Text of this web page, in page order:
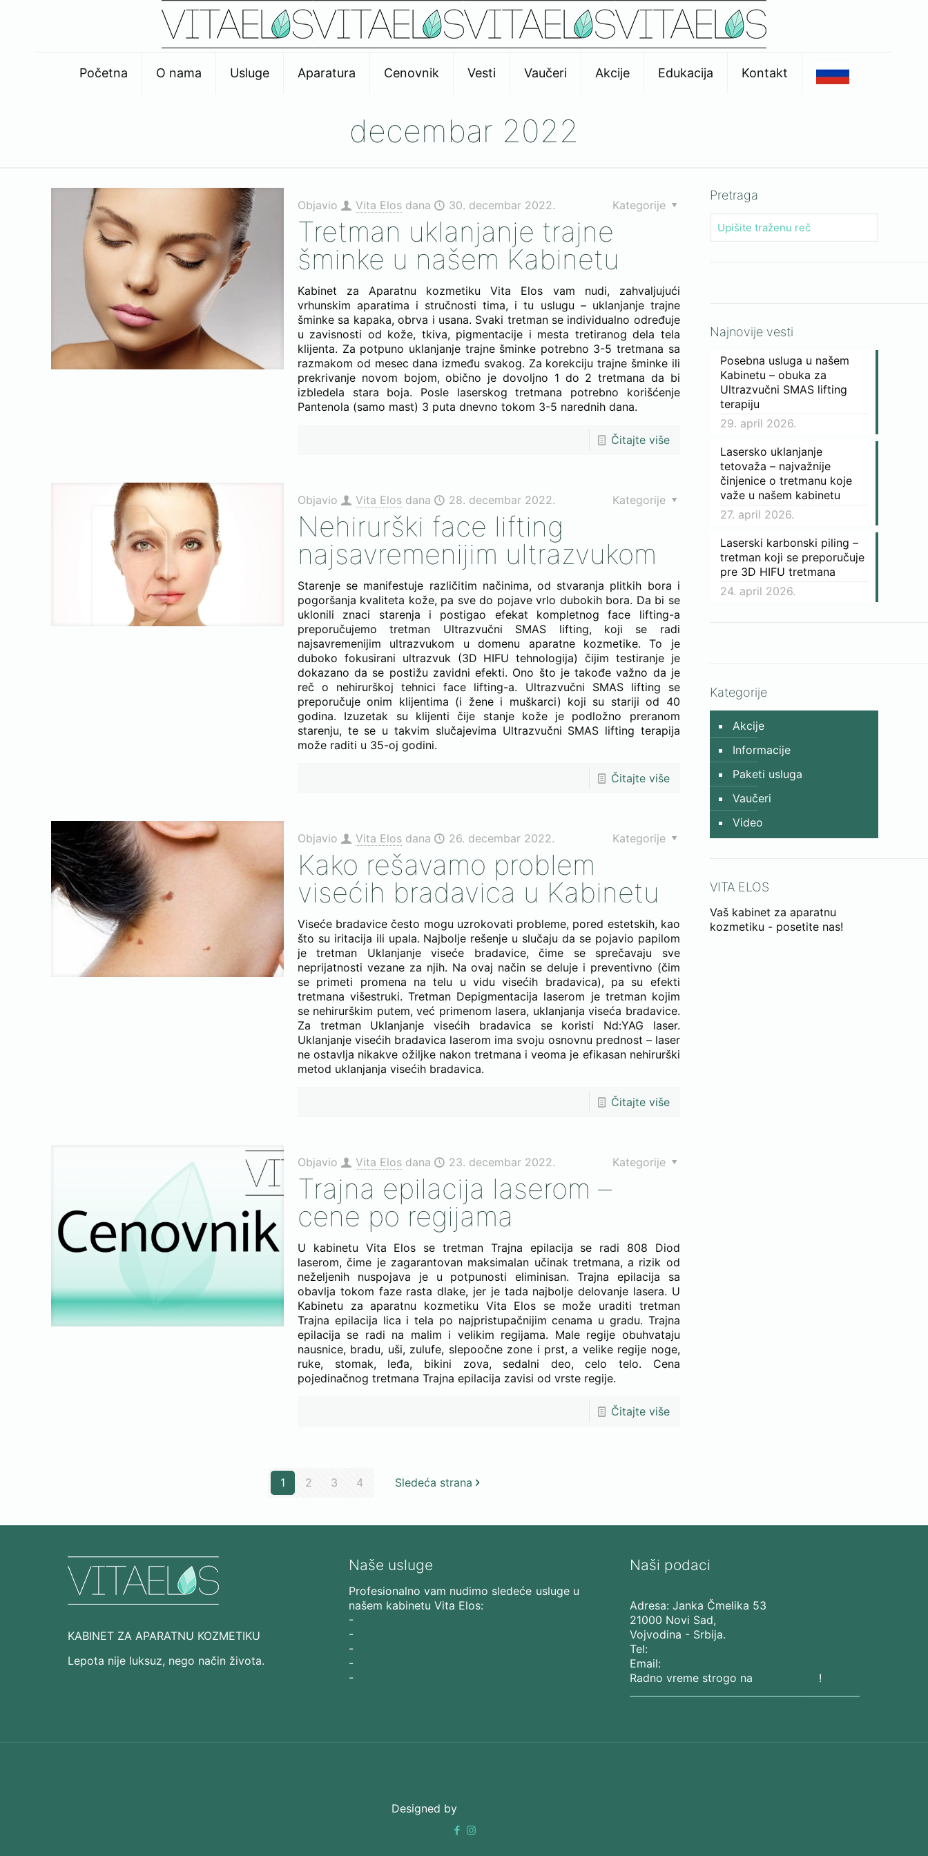
Početna O nama Usluge Aparatura Cenovnik Vesti Vaučeri Akcije Edukacija Kontakt
decembar 2022
Objavio Vita Elos dana 30. decembar 2022. Kategorije
Tretman uklanjanje trajne
šminke u našem Kabinetu
Kabinet za Aparatnu kozmetiku Vita Elos vam nudi, zahvaljujući
vrhunskim aparatima i stručnosti tima, i tu uslugu – uklanjanje trajne
šminke sa kapaka, obrva i usana. Svaki tretman se individualno određuje
u zavisnosti od kože, tkiva, pigmentacije i mesta tretiranog dela tela
klijenta. Za potpuno uklanjanje trajne šminke potrebno 3-5 tretmana sa
razmakom od mesec dana između svakog. Za korekciju trajne šminke ili
prekrivanje novom bojom, obično je dovoljno 1 do 2 tretmana da bi
izbledela stara boja. Posle laserskog tretmana potrebno korišćenje
Pantenola (samo mast) 3 puta dnevno tokom 3-5 narednih dana.
Čitajte više
Objavio Vita Elos dana 28. decembar 2022. Kategorije
Nehirurški face lifting
najsavremenijim ultrazvukom
Starenje se manifestuje različitim načinima, od stvaranja plitkih bora i
pogoršanja kvaliteta kože, pa sve do pojave vrlo dubokih bora. Da bi se
uklonili znaci starenja i postigao efekat kompletnog face lifting-a
preporučujemo tretman Ultrazvučni SMAS lifting, koji se radi
najsavremenijim ultrazvukom u domenu aparatne kozmetike. To je
duboko fokusirani ultrazvuk (3D HIFU tehnologija) čijim testiranje je
dokazano da se postižu zavidni efekti. Ono što je takođe važno da je
reč o nehirurškoj tehnici face lifting-a. Ultrazvučni SMAS lifting se
preporučuje onim klijentima (i žene i muškarci) koji su stariji od 40
godina. Izuzetak su klijenti čije stanje kože je podložno preranom
starenju, te se u takvim slučajevima Ultrazvučni SMAS lifting terapija
može raditi u 35-oj godini.
Čitajte više
Objavio Vita Elos dana 26. decembar 2022. Kategorije
Kako rešavamo problem
visećih bradavica u Kabinetu
Viseće bradavice često mogu uzrokovati probleme, pored estetskih, kao
što su iritacija ili upala. Najbolje rešenje u slučaju da se pojavio papilom
je tretman Uklanjanje viseće bradavice, čime se sprečavaju sve
neprijatnosti vezane za njih. Na ovaj način se deluje i preventivno (čim
se primeti promena na telu u vidu visećih bradavica), pa su efekti
tretmana višestruki. Tretman Depigmentacija laserom je tretman kojim
se nehirurškim putem, već primenom lasera, uklanjanja viseća bradavice.
Za tretman Uklanjanje visećih bradavica se koristi Nd:YAG laser.
Uklanjanje visećih bradavica laserom ima svoju osnovnu prednost – laser
ne ostavlja nikakve ožiljke nakon tretmana i veoma je efikasan nehirurški
metod uklanjanja visećih bradavica.
Čitajte više
Objavio Vita Elos dana 23. decembar 2022. Kategorije
Trajna epilacija laserom –
cene po regijama
U kabinetu Vita Elos se tretman Trajna epilacija se radi 808 Diod
laserom, čime je zagarantovan maksimalan učinak tretmana, a rizik od
neželjenih nuspojava je u potpunosti eliminisan. Trajna epilacija sa
obavlja tokom faze rasta dlake, jer je tada najbolje delovanje lasera. U
Kabinetu za aparatnu kozmetiku Vita Elos se može uraditi tretman
Trajna epilacija lica i tela po najpristupačnijim cenama u gradu. Trajna
epilacija se radi na malim i velikim regijama. Male regije obuhvataju
nausnice, bradu, uši, zulufe, slepoočne zone i prst, a velike regije noge,
ruke, stomak, leđa, bikini zova, sedalni deo, celo telo. Cena
pojedinačnog tretmana Trajna epilacija zavisi od vrste regije.
Čitajte više
1 2 3 4 Sledeća strana
Pretraga
Najnovije vesti
Posebna usluga u našem
Kabinetu – obuka za
Ultrazvučni SMAS lifting
terapiju
29. april 2026.
Lasersko uklanjanje
tetovaža – najvažnije
činjenice o tretmanu koje
važe u našem kabinetu
27. april 2026.
Laserski karbonski piling –
tretman koji se preporučuje
pre 3D HIFU tretmana
24. april 2026.
Kategorije
Akcije
Informacije
Paketi usluga
Vaučeri
Video
VITA ELOS
Vaš kabinet za aparatnu
kozmetiku - posetite nas!
KABINET ZA APARATNU KOZMETIKU
Lepota nije luksuz, nego način života.
Naše usluge
Profesionalno vam nudimo sledeće usluge u
našem kabinetu Vita Elos:
-
-
-
-
-
Naši podaci
Adresa: Janka Čmelika 53
21000 Novi Sad,
Vojvodina - Srbija.
Tel:
Email:
Radno vreme strogo na
!
Designed by